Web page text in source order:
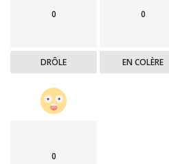
0
DRÔLE
0
EN COLÈRE
0